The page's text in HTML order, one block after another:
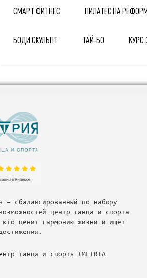
СМАРТ ФИТНЕС ПИЛАТЕС НА
БОДИ СКУЛЬПТ ТАЙ-БО КУРС
– сбалансированный по набору
центр танца и спорта
ценит гармонию жизни и ищет
танца и спорта IMETRIA